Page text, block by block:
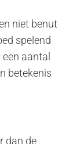
niet benut
spelend
aantal
betekenis
dan de